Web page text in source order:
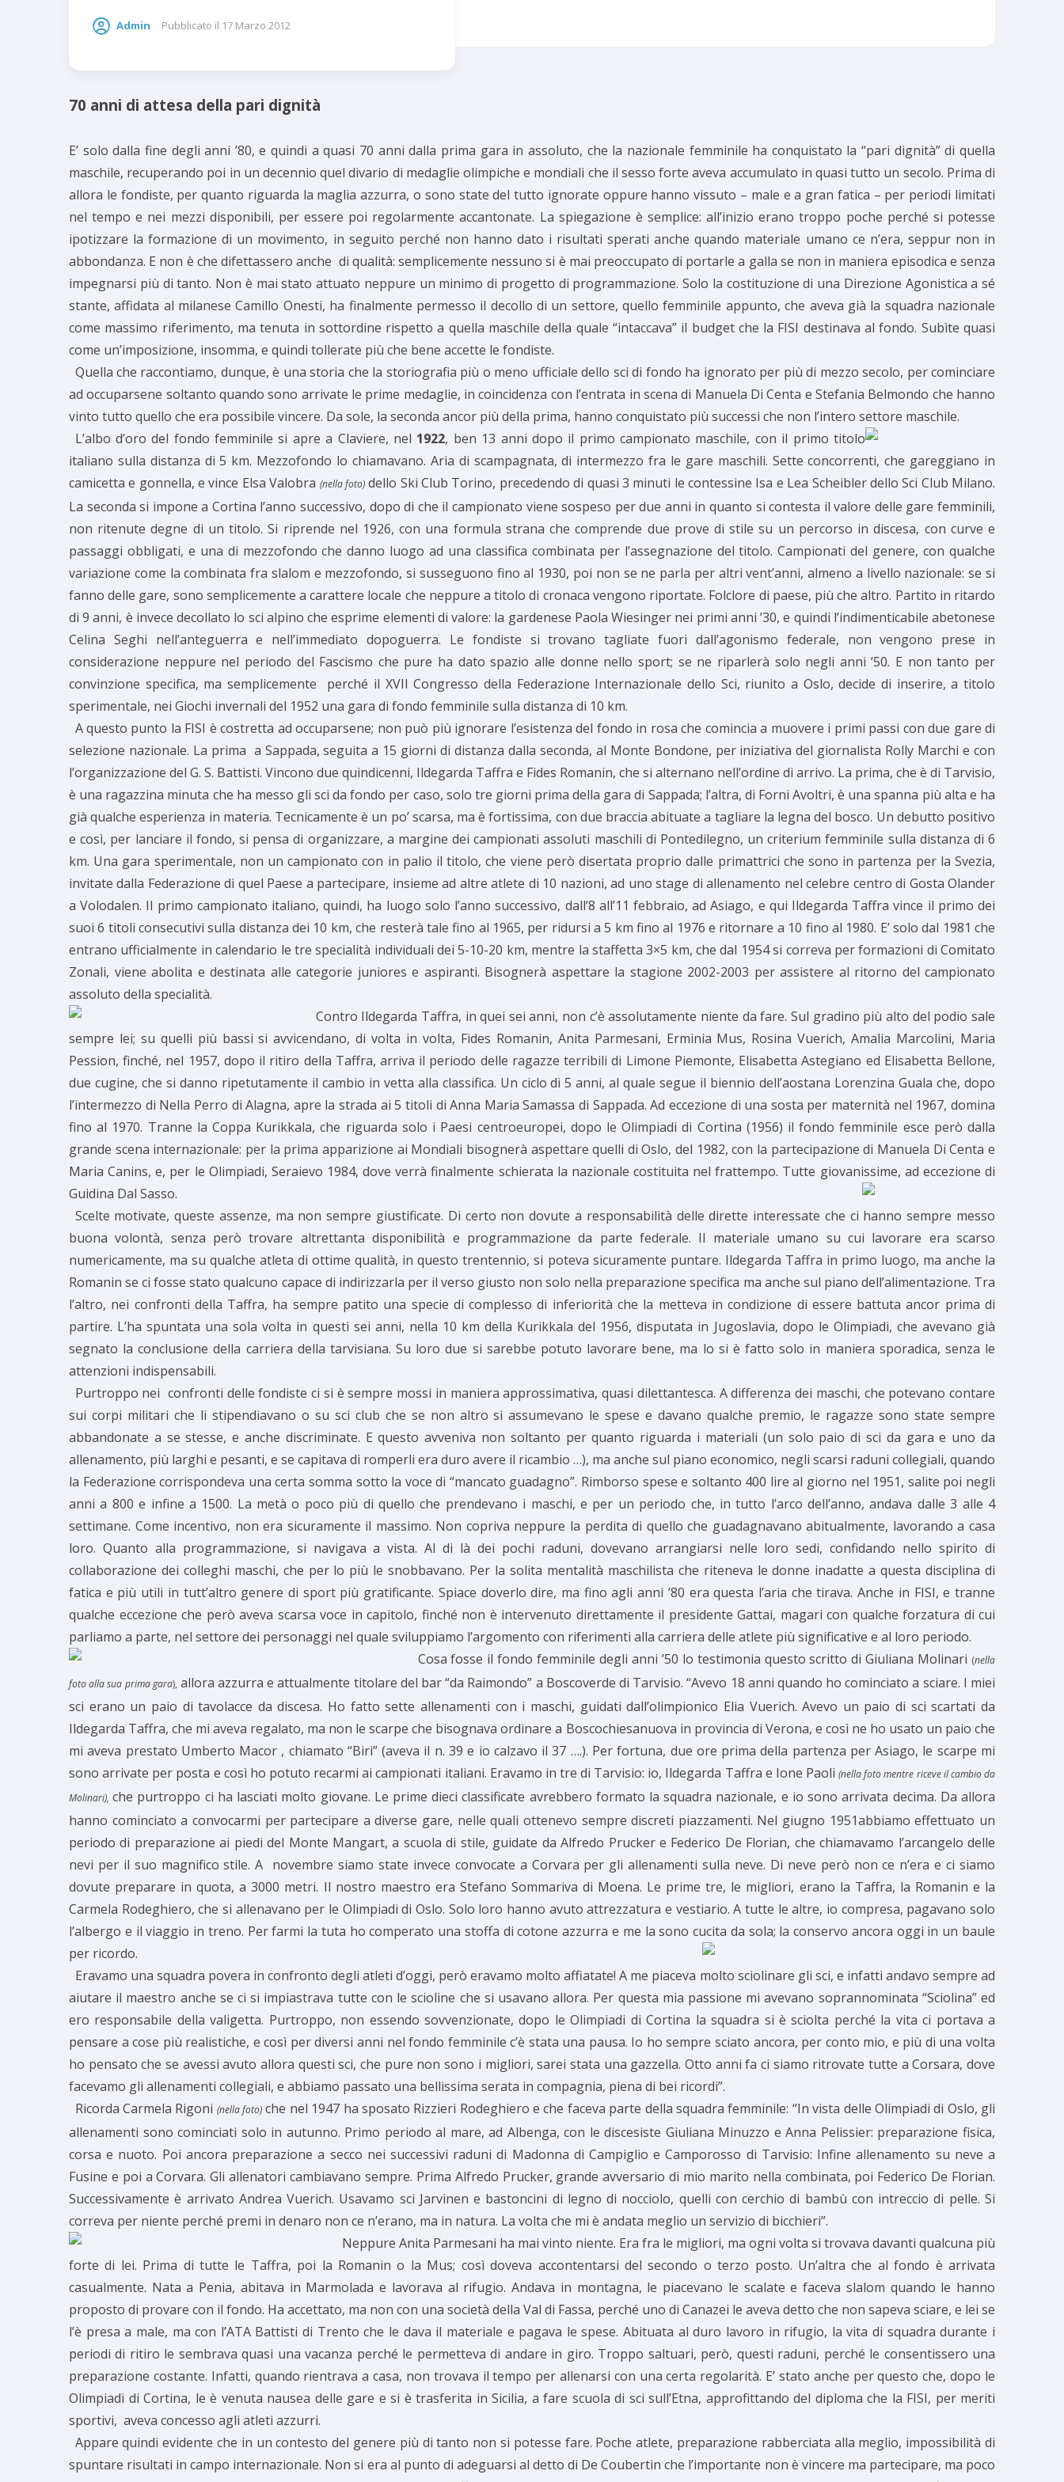
Admin Pubblicato il 17 Marzo 2012
70 anni di attesa della pari dignità
E’ solo dalla fine degli anni ’80, e quindi a quasi 70 anni dalla prima gara in assoluto, che la nazionale femminile ha conquistato la “pari dignità” di quella
maschile, recuperando poi in un decennio quel divario di medaglie olimpiche e mondiali che il sesso forte aveva accumulato in quasi tutto un secolo. Prima di
allora le fondiste, per quanto riguarda la maglia azzurra, o sono state del tutto ignorate oppure hanno vissuto – male e a gran fatica – per periodi limitati
nel tempo e nei mezzi disponibili, per essere poi regolarmente accantonate. La spiegazione è semplice: all’inizio erano troppo poche perché si potesse
ipotizzare la formazione di un movimento, in seguito perché non hanno dato i risultati sperati anche quando materiale umano ce n’era, seppur non in
abbondanza. E non è che difettassero anche di qualità: semplicemente nessuno si è mai preoccupato di portarle a galla se non in maniera episodica e senza
impegnarsi più di tanto. Non è mai stato attuato neppure un minimo di progetto di programmazione. Solo la costituzione di una Direzione Agonistica a sé
stante, affidata al milanese Camillo Onesti, ha finalmente permesso il decollo di un settore, quello femminile appunto, che aveva già la squadra nazionale
come massimo riferimento, ma tenuta in sottordine rispetto a quella maschile della quale “intaccava” il budget che la FISI destinava al fondo. Subìte quasi
come un’imposizione, insomma, e quindi tollerate più che bene accette le fondiste.
Quella che raccontiamo, dunque, è una storia che la storiografia più o meno ufficiale dello sci di fondo ha ignorato per più di mezzo secolo, per cominciare
ad occuparsene soltanto quando sono arrivate le prime medaglie, in coincidenza con l’entrata in scena di Manuela Di Centa e Stefania Belmondo che hanno
vinto tutto quello che era possibile vincere. Da sole, la seconda ancor più della prima, hanno conquistato più successi che non l’intero settore maschile.
L’albo d’oro del fondo femminile si apre a Claviere, nel 1922, ben 13 anni dopo il primo campionato maschile, con il primo titolo
italiano sulla distanza di 5 km. Mezzofondo lo chiamavano. Aria di scampagnata, di intermezzo fra le gare maschili. Sette concorrenti, che gareggiano in
camicetta e gonnella, e vince Elsa Valobra (nella foto)dello Ski Club Torino, precedendo di quasi 3 minuti le contessine Isa e Lea Scheibler dello Sci Club Milano.
La seconda si impone a Cortina l’anno successivo, dopo di che il campionato viene sospeso per due anni in quanto si contesta il valore delle gare femminili,
non ritenute degne di un titolo. Si riprende nel 1926, con una formula strana che comprende due prove di stile su un percorso in discesa, con curve e
passaggi obbligati, e una di mezzofondo che danno luogo ad una classifica combinata per l’assegnazione del titolo. Campionati del genere, con qualche
variazione come la combinata fra slalom e mezzofondo, si susseguono fino al 1930, poi non se ne parla per altri vent’anni, almeno a livello nazionale: se si
fanno delle gare, sono semplicemente a carattere locale che neppure a titolo di cronaca vengono riportate. Folclore di paese, più che altro. Partito in ritardo
di 9 anni, è invece decollato lo sci alpino che esprime elementi di valore: la gardenese Paola Wiesinger nei primi anni ’30, e quindi l’indimenticabile abetonese
Celina Seghi nell’anteguerra e nell’immediato dopoguerra. Le fondiste si trovano tagliate fuori dall’agonismo federale, non vengono prese in
considerazione neppure nel periodo del Fascismo che pure ha dato spazio alle donne nello sport; se ne riparlerà solo negli anni ’50. E non tanto per
convinzione specifica, ma semplicemente perché il XVII Congresso della Federazione Internazionale dello Sci, riunito a Oslo, decide di inserire, a titolo
sperimentale, nei Giochi invernali del 1952 una gara di fondo femminile sulla distanza di 10 km.
A questo punto la FISI è costretta ad occuparsene; non può più ignorare l’esistenza del fondo in rosa che comincia a muovere i primi passi con due gare di
selezione nazionale. La prima a Sappada, seguita a 15 giorni di distanza dalla seconda, al Monte Bondone, per iniziativa del giornalista Rolly Marchi e con
l’organizzazione del G. S. Battisti. Vincono due quindicenni, Ildegarda Taffra e Fides Romanin, che si alternano nell’ordine di arrivo. La prima, che è di Tarvisio,
è una ragazzina minuta che ha messo gli sci da fondo per caso, solo tre giorni prima della gara di Sappada; l’altra, di Forni Avoltri, è una spanna più alta e ha
già qualche esperienza in materia. Tecnicamente è un po’ scarsa, ma è fortissima, con due braccia abituate a tagliare la legna del bosco. Un debutto positivo
e così, per lanciare il fondo, si pensa di organizzare, a margine dei campionati assoluti maschili di Pontedilegno, un criterium femminile sulla distanza di 6
km. Una gara sperimentale, non un campionato con in palio il titolo, che viene però disertata proprio dalle primattrici che sono in partenza per la Svezia,
invitate dalla Federazione di quel Paese a partecipare, insieme ad altre atlete di 10 nazioni, ad uno stage di allenamento nel celebre centro di Gosta Olander
a Volodalen. Il primo campionato italiano, quindi, ha luogo solo l’anno successivo, dall’8 all’11 febbraio, ad Asiago, e qui Ildegarda Taffra vince il primo dei
suoi 6 titoli consecutivi sulla distanza dei 10 km, che resterà tale fino al 1965, per ridursi a 5 km fino al 1976 e ritornare a 10 fino al 1980. E’ solo dal 1981 che
entrano ufficialmente in calendario le tre specialità individuali dei 5-10-20 km, mentre la staffetta 3×5 km, che dal 1954 si correva per formazioni di Comitato
Zonali, viene abolita e destinata alle categorie juniores e aspiranti. Bisognerà aspettare la stagione 2002-2003 per assistere al ritorno del campionato
assoluto della specialità.
Contro Ildegarda Taffra, in quei sei anni, non c’è assolutamente niente da fare. Sul gradino più alto del podio sale
sempre lei; su quelli più bassi si avvicendano, di volta in volta, Fides Romanin, Anita Parmesani, Erminia Mus, Rosina Vuerich, Amalia Marcolini, Maria
Pession, finché, nel 1957, dopo il ritiro della Taffra, arriva il periodo delle ragazze terribili di Limone Piemonte, Elisabetta Astegiano ed Elisabetta Bellone,
due cugine, che si danno ripetutamente il cambio in vetta alla classifica. Un ciclo di 5 anni, al quale segue il biennio dell’aostana Lorenzina Guala che, dopo
l’intermezzo di Nella Perro di Alagna, apre la strada ai 5 titoli di Anna Maria Samassa di Sappada. Ad eccezione di una sosta per maternità nel 1967, domina
fino al 1970. Tranne la Coppa Kurikkala, che riguarda solo i Paesi centroeuropei, dopo le Olimpiadi di Cortina (1956) il fondo femminile esce però dalla
grande scena internazionale: per la prima apparizione ai Mondiali bisognerà aspettare quelli di Oslo, del 1982, con la partecipazione di Manuela Di Centa e
Maria Canins, e, per le Olimpiadi, Seraievo 1984, dove verrà finalmente schierata la nazionale costituita nel frattempo. Tutte giovanissime, ad eccezione di
Guidina Dal Sasso.
Scelte motivate, queste assenze, ma non sempre giustificate. Di certo non dovute a responsabilità delle dirette interessate che ci hanno sempre messo
buona volontà, senza però trovare altrettanta disponibilità e programmazione da parte federale. Il materiale umano su cui lavorare era scarso
numericamente, ma su qualche atleta di ottime qualità, in questo trentennio, si poteva sicuramente puntare. Ildegarda Taffra in primo luogo, ma anche la
Romanin se ci fosse stato qualcuno capace di indirizzarla per il verso giusto non solo nella preparazione specifica ma anche sul piano dell’alimentazione. Tra
l’altro, nei confronti della Taffra, ha sempre patito una specie di complesso di inferiorità che la metteva in condizione di essere battuta ancor prima di
partire. L’ha spuntata una sola volta in questi sei anni, nella 10 km della Kurikkala del 1956, disputata in Jugoslavia, dopo le Olimpiadi, che avevano già
segnato la conclusione della carriera della tarvisiana. Su loro due si sarebbe potuto lavorare bene, ma lo si è fatto solo in maniera sporadica, senza le
attenzioni indispensabili.
Purtroppo nei confronti delle fondiste ci si è sempre mossi in maniera approssimativa, quasi dilettantesca. A differenza dei maschi, che potevano contare
sui corpi militari che li stipendiavano o su sci club che se non altro si assumevano le spese e davano qualche premio, le ragazze sono state sempre
abbandonate a se stesse, e anche discriminate. E questo avveniva non soltanto per quanto riguarda i materiali (un solo paio di sci da gara e uno da
allenamento, più larghi e pesanti, e se capitava di romperli era duro avere il ricambio …), ma anche sul piano economico, negli scarsi raduni collegiali, quando
la Federazione corrispondeva una certa somma sotto la voce di “mancato guadagno”. Rimborso spese e soltanto 400 lire al giorno nel 1951, salite poi negli
anni a 800 e infine a 1500. La metà o poco più di quello che prendevano i maschi, e per un periodo che, in tutto l’arco dell’anno, andava dalle 3 alle 4
settimane. Come incentivo, non era sicuramente il massimo. Non copriva neppure la perdita di quello che guadagnavano abitualmente, lavorando a casa
loro. Quanto alla programmazione, si navigava a vista. Al di là dei pochi raduni, dovevano arrangiarsi nelle loro sedi, confidando nello spirito di
collaborazione dei colleghi maschi, che per lo più le snobbavano. Per la solita mentalità maschilista che riteneva le donne inadatte a questa disciplina di
fatica e più utili in tutt’altro genere di sport più gratificante. Spiace doverlo dire, ma fino agli anni ’80 era questa l’aria che tirava. Anche in FISI, e tranne
qualche eccezione che però aveva scarsa voce in capitolo, finché non è intervenuto direttamente il presidente Gattai, magari con qualche forzatura di cui
parliamo a parte, nel settore dei personaggi nel quale sviluppiamo l’argomento con riferimenti alla carriera delle atlete più significative e al loro periodo.
Cosa fosse il fondo femminile degli anni ’50 lo testimonia questo scritto di Giuliana Molinari (nella
foto alla sua prima gara), allora azzurra e attualmente titolare del bar “da Raimondo” a Boscoverde di Tarvisio. “Avevo 18 anni quando ho cominciato a sciare. I miei
sci erano un paio di tavolacce da discesa. Ho fatto sette allenamenti con i maschi, guidati dall’olimpionico Elia Vuerich. Avevo un paio di sci scartati da
Ildegarda Taffra, che mi aveva regalato, ma non le scarpe che bisognava ordinare a Boscochiesanuova in provincia di Verona, e così ne ho usato un paio che
mi aveva prestato Umberto Macor , chiamato “Biri” (aveva il n. 39 e io calzavo il 37 ….). Per fortuna, due ore prima della partenza per Asiago, le scarpe mi
sono arrivate per posta e così ho potuto recarmi ai campionati italiani. Eravamo in tre di Tarvisio: io, Ildegarda Taffra e Ione Paoli(nella foto mentre riceve il cambio da
Molinari),che purtroppo ci ha lasciati molto giovane. Le prime dieci classificate avrebbero formato la squadra nazionale, e io sono arrivata decima. Da allora
hanno cominciato a convocarmi per partecipare a diverse gare, nelle quali ottenevo sempre discreti piazzamenti. Nel giugno 1951abbiamo effettuato un
periodo di preparazione ai piedi del Monte Mangart, a scuola di stile, guidate da Alfredo Prucker e Federico De Florian, che chiamavamo l’arcangelo delle
nevi per il suo magnifico stile. A novembre siamo state invece convocate a Corvara per gli allenamenti sulla neve. Di neve però non ce n’era e ci siamo
dovute preparare in quota, a 3000 metri. Il nostro maestro era Stefano Sommariva di Moena. Le prime tre, le migliori, erano la Taffra, la Romanin e la
Carmela Rodeghiero, che si allenavano per le Olimpiadi di Oslo. Solo loro hanno avuto attrezzatura e vestiario. A tutte le altre, io compresa, pagavano solo
l’albergo e il viaggio in treno. Per farmi la tuta ho comperato una stoffa di cotone azzurra e me la sono cucita da sola; la conservo ancora oggi in un baule
per ricordo.
Eravamo una squadra povera in confronto degli atleti d’oggi, però eravamo molto affiatate! A me piaceva molto sciolinare gli sci, e infatti andavo sempre ad
aiutare il maestro anche se ci si impiastrava tutte con le scioline che si usavano allora. Per questa mia passione mi avevano soprannominata “Sciolina” ed
ero responsabile della valigetta. Purtroppo, non essendo sovvenzionate, dopo le Olimpiadi di Cortina la squadra si è sciolta perché la vita ci portava a
pensare a cose più realistiche, e così per diversi anni nel fondo femminile c’è stata una pausa. Io ho sempre sciato ancora, per conto mio, e più di una volta
ho pensato che se avessi avuto allora questi sci, che pure non sono i migliori, sarei stata una gazzella. Otto anni fa ci siamo ritrovate tutte a Corsara, dove
facevamo gli allenamenti collegiali, e abbiamo passato una bellissima serata in compagnia, piena di bei ricordi”.
Ricorda Carmela Rigoni (nella foto) che nel 1947 ha sposato Rizzieri Rodeghiero e che faceva parte della squadra femminile: “In vista delle Olimpiadi di Oslo, gli
allenamenti sono cominciati solo in autunno. Primo periodo al mare, ad Albenga, con le discesiste Giuliana Minuzzo e Anna Pelissier: preparazione fisica,
corsa e nuoto. Poi ancora preparazione a secco nei successivi raduni di Madonna di Campiglio e Camporosso di Tarvisio: Infine allenamento su neve a
Fusine e poi a Corvara. Gli allenatori cambiavano sempre. Prima Alfredo Prucker, grande avversario di mio marito nella combinata, poi Federico De Florian.
Successivamente è arrivato Andrea Vuerich. Usavamo sci Jarvinen e bastoncini di legno di nocciolo, quelli con cerchio di bambù con intreccio di pelle. Si
correva per niente perché premi in denaro non ce n’erano, ma in natura. La volta che mi è andata meglio un servizio di bicchieri”.
Neppure Anita Parmesani ha mai vinto niente. Era fra le migliori, ma ogni volta si trovava davanti qualcuna più
forte di lei. Prima di tutte le Taffra, poi la Romanin o la Mus; così doveva accontentarsi del secondo o terzo posto. Un’altra che al fondo è arrivata
casualmente. Nata a Penia, abitava in Marmolada e lavorava al rifugio. Andava in montagna, le piacevano le scalate e faceva slalom quando le hanno
proposto di provare con il fondo. Ha accettato, ma non con una società della Val di Fassa, perché uno di Canazei le aveva detto che non sapeva sciare, e lei se
l’è presa a male, ma con l’ATA Battisti di Trento che le dava il materiale e pagava le spese. Abituata al duro lavoro in rifugio, la vita di squadra durante i
periodi di ritiro le sembrava quasi una vacanza perché le permetteva di andare in giro. Troppo saltuari, però, questi raduni, perché le consentissero una
preparazione costante. Infatti, quando rientrava a casa, non trovava il tempo per allenarsi con una certa regolarità. E’ stato anche per questo che, dopo le
Olimpiadi di Cortina, le è venuta nausea delle gare e si è trasferita in Sicilia, a fare scuola di sci sull’Etna, approfittando del diploma che la FISI, per meriti
sportivi, aveva concesso agli atleti azzurri.
Appare quindi evidente che in un contesto del genere più di tanto non si potesse fare. Poche atlete, preparazione rabberciata alla meglio, impossibilità di
spuntare risultati in campo internazionale. Non si era al punto di adeguarsi al detto di De Coubertin che l’importante non è vincere ma partecipare, ma poco